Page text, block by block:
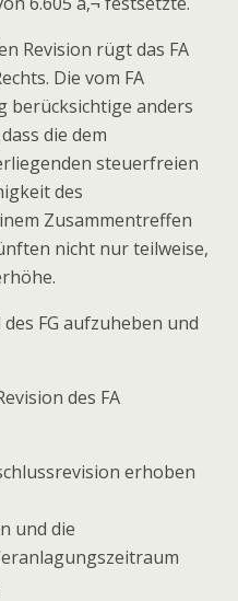
Revision rügt das FA
Die vom FA
berücksichtige anders
die dem
steuerfreien
des
Zusammentreffen
nicht nur teilweise,
FG aufzuheben und
des FA
erhoben
und die